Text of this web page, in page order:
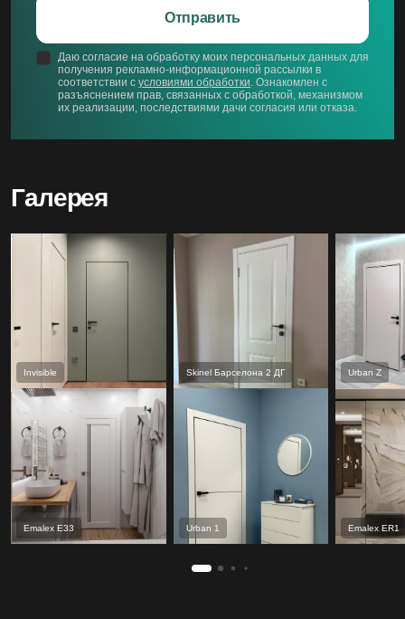
Отправить
Даю согласие на обработку моих персональных данных для
получения рекламно-информационной рассылки в
соответствии с условиями обработки . Ознакомлен с
разъяснением прав, связанных с обработкой, механизмом
их реализации, последствиями дачи согласия или отказа.
Галерея
Invisible
Emalex Е33
Skinel Барселона 2 ДГ
Urban 1
Urban Z
Emalex ER1